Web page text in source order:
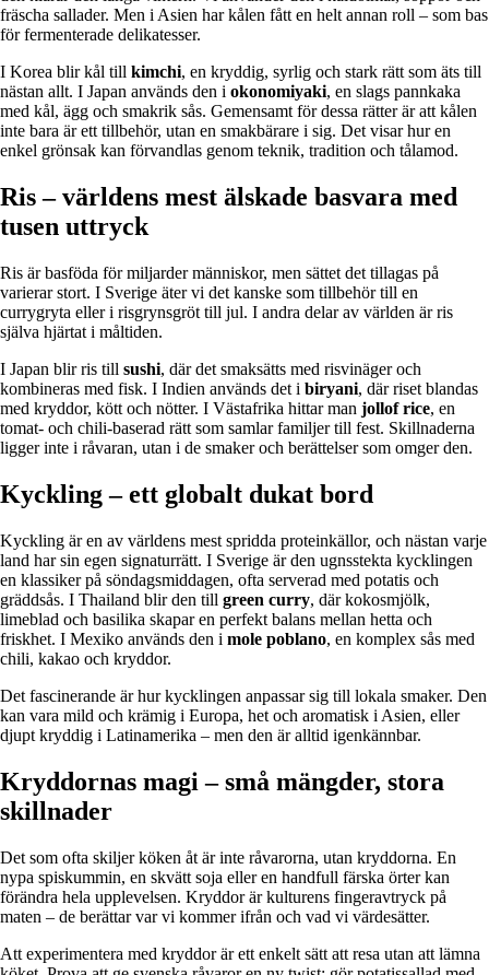
fräscha sallader. Men i Asien har kålen fått en helt annan roll – som bas
för fermenterade delikatesser.
I Korea blir kål till kimchi, en kryddig, syrlig och stark rätt som äts till
nästan allt. I Japan används den i okonomiyaki, en slags pannkaka
med kål, ägg och smakrik sås. Gemensamt för dessa rätter är att kålen
inte bara är ett tillbehör, utan en smakbärare i sig. Det visar hur en
enkel grönsak kan förvandlas genom teknik, tradition och tålamod.
Ris – världens mest älskade basvara med
tusen uttryck
Ris är basföda för miljarder människor, men sättet det tillagas på
varierar stort. I Sverige äter vi det kanske som tillbehör till en
currygryta eller i risgrynsgröt till jul. I andra delar av världen är ris
själva hjärtat i måltiden.
I Japan blir ris till sushi, där det smaksätts med risvinäger och
kombineras med fisk. I Indien används det i biryani, där riset blandas
med kryddor, kött och nötter. I Västafrika hittar man jollof rice, en
tomat- och chili-baserad rätt som samlar familjer till fest. Skillnaderna
ligger inte i råvaran, utan i de smaker och berättelser som omger den.
Kyckling – ett globalt dukat bord
Kyckling är en av världens mest spridda proteinkällor, och nästan varje
land har sin egen signaturrätt. I Sverige är den ugnsstekta kycklingen
en klassiker på söndagsmiddagen, ofta serverad med potatis och
gräddsås. I Thailand blir den till green curry, där kokosmjölk,
limeblad och basilika skapar en perfekt balans mellan hetta och
friskhet. I Mexiko används den i mole poblano, en komplex sås med
chili, kakao och kryddor.
Det fascinerande är hur kycklingen anpassar sig till lokala smaker. Den
kan vara mild och krämig i Europa, het och aromatisk i Asien, eller
djupt kryddig i Latinamerika – men den är alltid igenkännbar.
Kryddornas magi – små mängder, stora
skillnader
Det som ofta skiljer köken åt är inte råvarorna, utan kryddorna. En
nypa spiskummin, en skvätt soja eller en handfull färska örter kan
förändra hela upplevelsen. Kryddor är kulturens fingeravtryck på
maten – de berättar var vi kommer ifrån och vad vi värdesätter.
Att experimentera med kryddor är ett enkelt sätt att resa utan att lämna